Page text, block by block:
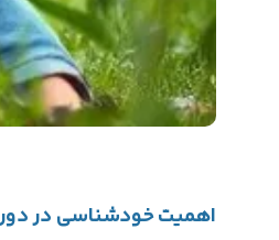
اهمیت خودشناسی در